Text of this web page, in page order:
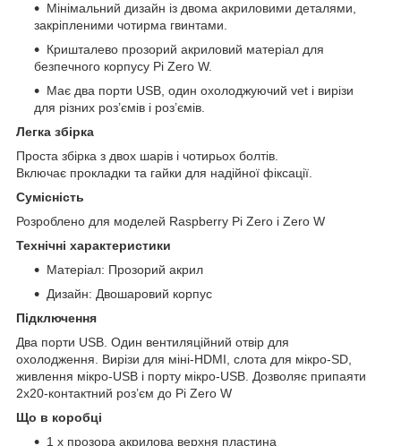
Мінімальний дизайн із двома акриловими деталями,
закріпленими чотирма гвинтами.
Кришталево прозорий акриловий матеріал для
безпечного корпусу Pi Zero W.
Має два порти USB, один охолоджуючий vet і вирізи
для різних роз’ємів і роз’ємів.
Легка збірка
Проста збірка з двох шарів і чотирьох болтів.
Включає прокладки та гайки для надійної фіксації.
Сумісність
Розроблено для моделей Raspberry Pi Zero і Zero W
Технічні характеристики
Матеріал: Прозорий акрил
Дизайн: Двошаровий корпус
Підключення
Два порти USB. Один вентиляційний отвір для
охолодження. Вирізи для міні-HDMI, слота для мікро-SD,
живлення мікро-USB і порту мікро-USB. Дозволяє припаяти
2x20-контактний роз’єм до Pi Zero W
Що в коробці
1 x прозора акрилова верхня пластина